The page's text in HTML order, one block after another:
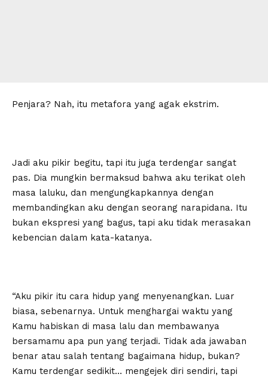
Penjara? Nah, itu metafora yang agak ekstrim.
Jadi aku pikir begitu, tapi itu juga terdengar sangat
pas. Dia mungkin bermaksud bahwa aku terikat oleh
masa laluku, dan mengungkapkannya dengan
membandingkan aku dengan seorang narapidana. Itu
bukan ekspresi yang bagus, tapi aku tidak merasakan
kebencian dalam kata-katanya.
“Aku pikir itu cara hidup yang menyenangkan. Luar
biasa, sebenarnya. Untuk menghargai waktu yang
Kamu habiskan di masa lalu dan membawanya
bersamamu apa pun yang terjadi. Tidak ada jawaban
benar atau salah tentang bagaimana hidup, bukan?
Kamu terdengar sedikit… mengejek diri sendiri, tapi